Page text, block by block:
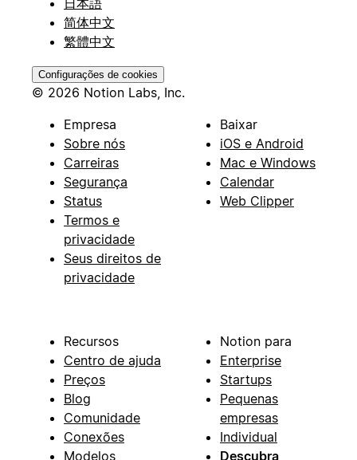
简体中文
繁體中文
Configurações de cookies
© 2026 Notion Labs, Inc.
Empresa
Sobre nós
Carreiras
Segurança
Status
Termos e
privacidade
Seus direitos de
privacidade
Baixar
iOS e Android
Mac e Windows
Calendar
Web Clipper
Recursos
Centro de ajuda
Preços
Blog
Comunidade
Conexões
Modelos
Notion para
Enterprise
Startups
Pequenas
empresas
Individual
Descubra